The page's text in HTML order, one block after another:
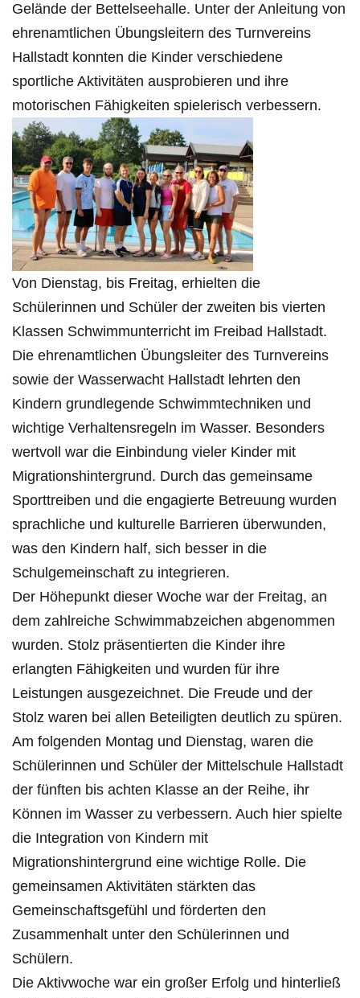
Gelände der Bettelseehalle. Unter der Anleitung von
ehrenamtlichen Übungsleitern des Turnvereins
Hallstadt konnten die Kinder verschiedene
sportliche Aktivitäten ausprobieren und ihre
motorischen Fähigkeiten spielerisch verbessern.
Von Dienstag, bis Freitag, erhielten die
Schülerinnen und Schüler der zweiten bis vierten
Klassen Schwimmunterricht im Freibad Hallstadt.
Die ehrenamtlichen Übungsleiter des Turnvereins
sowie der Wasserwacht Hallstadt lehrten den
Kindern grundlegende Schwimmtechniken und
wichtige Verhaltensregeln im Wasser. Besonders
wertvoll war die Einbindung vieler Kinder mit
Migrationshintergrund. Durch das gemeinsame
Sporttreiben und die engagierte Betreuung wurden
sprachliche und kulturelle Barrieren überwunden,
was den Kindern half, sich besser in die
Schulgemeinschaft zu integrieren.
Der Höhepunkt dieser Woche war der Freitag, an
dem zahlreiche Schwimmabzeichen abgenommen
wurden. Stolz präsentierten die Kinder ihre
erlangten Fähigkeiten und wurden für ihre
Leistungen ausgezeichnet. Die Freude und der
Stolz waren bei allen Beteiligten deutlich zu spüren.
Am folgenden Montag und Dienstag, waren die
Schülerinnen und Schüler der Mittelschule Hallstadt
der fünften bis achten Klasse an der Reihe, ihr
Können im Wasser zu verbessern. Auch hier spielte
die Integration von Kindern mit
Migrationshintergrund eine wichtige Rolle. Die
gemeinsamen Aktivitäten stärkten das
Gemeinschaftsgefühl und förderten den
Zusammenhalt unter den Schülerinnen und
Schülern.
Die Aktivwoche war ein großer Erfolg und hinterließ